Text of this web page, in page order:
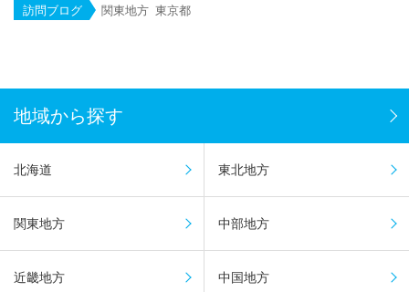
訪問ブログ 関東地方 東京都
地域から探す
北海道 東北地方
関東地方 中部地方
近畿地方 中国地方